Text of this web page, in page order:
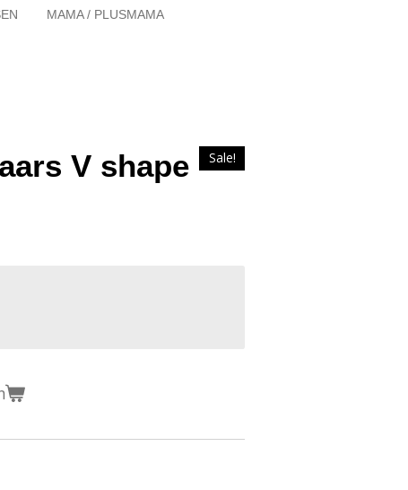
MAMA / PLUSMAMA
V shape Sale!